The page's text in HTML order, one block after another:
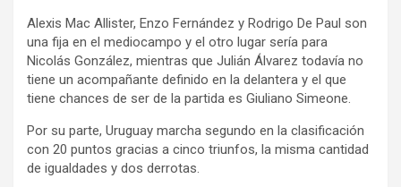
Alexis Mac Allister, Enzo Fernández y Rodrigo De Paul son
una fija en el mediocampo y el otro lugar sería para
Nicolás González, mientras que Julián Álvarez todavía no
tiene un acompañante definido en la delantera y el que
tiene chances de ser de la partida es Giuliano Simeone.
Por su parte, Uruguay marcha segundo en la clasificación
con 20 puntos gracias a cinco triunfos, la misma cantidad
de igualdades y dos derrotas.